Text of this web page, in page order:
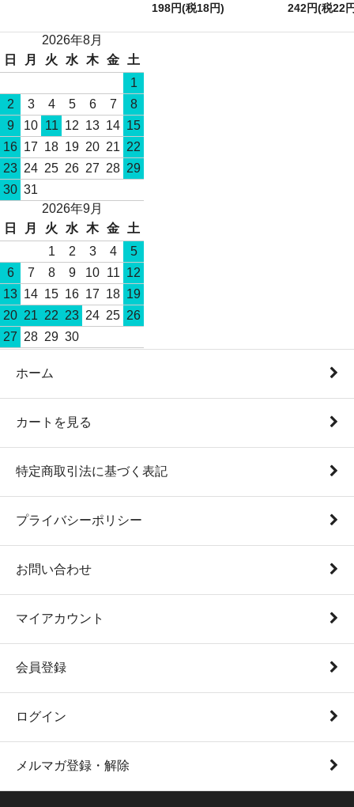
198円(税18円)
242円(税22
2026年8月
日
月 火 水 木 金
土
1
2
3 4 5 6 7
8
9
10 11 12 13 14 15
16 17 18 19 20 21 22
23 24 25 26 27 28 29
30 31
2026年9月
日
月 火 水 木 金
土
1
2 3 4
5
6
7 8 9 10 11 12
13 14 15 16 17 18 19
20 21 22 23 24 25 26
27 28 29 30
ホーム
カートを見る
特定商取引法に基づく表記
プライバシーポリシー
お問い合わせ
マイアカウント
会員登録
ログイン
メルマガ登録・解除